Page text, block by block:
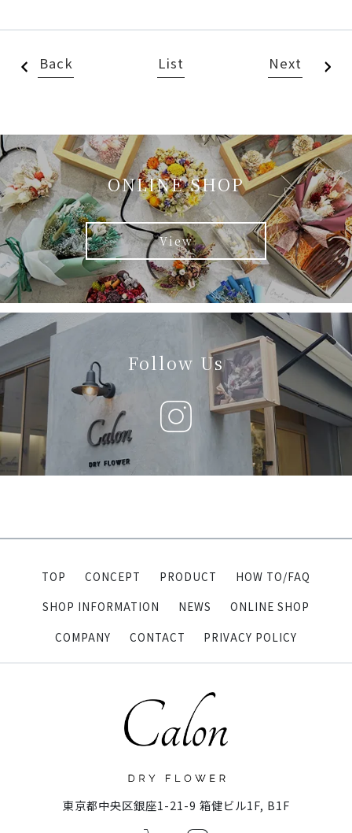
Back List Next
ONLINE SHOP
View
Follow Us
TOP CONCEPT PRODUCT
HOW TO/FAQ
SHOP INFORMATION
NEWS
ONLINE SHOP
COMPANY
CONTACT PRIVACY POLICY
東京都中央区銀座1-21-9 箱健ビル1F, B1F